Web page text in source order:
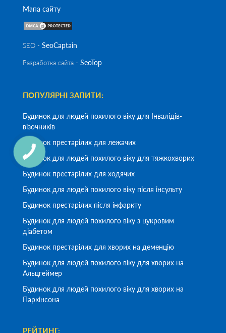
Мапа сайту
SEO - SeoСaptain
Разработка сайта - SeoTop
ПОПУЛЯРНІ ЗАПИТИ:
Будинок для людей похилого віку для Інвалідів-
візочників
Будинок престарілих для лежачих
Будинок для людей похилого віку для тяжкохворих
Будинок престарілих для ходячих
Будинок для людей похилого віку після інсульту
Будинок престарілих після інфаркту
Будинок для людей похилого віку з цукровим
діабетом
Будинок престарілих для хворих на деменцію
Будинок для людей похилого віку для хворих на
Альцгеймер
Будинок для людей похилого віку для хворих на
Паркінсона
РЕЙТИНГ: